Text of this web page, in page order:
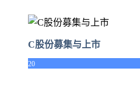
C股份募集与上市
20